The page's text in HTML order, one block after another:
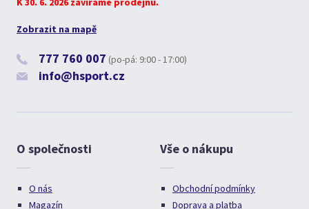
Zobrazit na mapě
777 760 007 (po-pá: 9:00 - 17:00)
info@hsport.cz
O společnosti
O nás
Magazín
Vše o nákupu
Obchodní podmínky
Doprava a platba